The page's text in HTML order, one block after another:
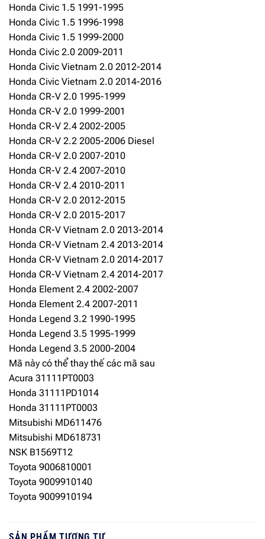
Honda Civic 1.5 1991-1995
Honda Civic 1.5 1996-1998
Honda Civic 1.5 1999-2000
Honda Civic 2.0 2009-2011
Honda Civic Vietnam 2.0 2012-2014
Honda Civic Vietnam 2.0 2014-2016
Honda CR-V 2.0 1995-1999
Honda CR-V 2.0 1999-2001
Honda CR-V 2.4 2002-2005
Honda CR-V 2.2 2005-2006 Diesel
Honda CR-V 2.0 2007-2010
Honda CR-V 2.4 2007-2010
Honda CR-V 2.4 2010-2011
Honda CR-V 2.0 2012-2015
Honda CR-V 2.0 2015-2017
Honda CR-V Vietnam 2.0 2013-2014
Honda CR-V Vietnam 2.4 2013-2014
Honda CR-V Vietnam 2.0 2014-2017
Honda CR-V Vietnam 2.4 2014-2017
Honda Element 2.4 2002-2007
Honda Element 2.4 2007-2011
Honda Legend 3.2 1990-1995
Honda Legend 3.5 1995-1999
Honda Legend 3.5 2000-2004
Mã này có thể thay thế các mã sau
Acura 31111PT0003
Honda 31111PD1014
Honda 31111PT0003
Mitsubishi MD611476
Mitsubishi MD618731
NSK B1569T12
Toyota 9006810001
Toyota 9009910140
Toyota 9009910194